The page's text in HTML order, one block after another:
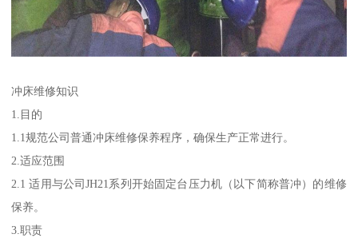
冲床维修知识
1.目的
1.1规范公司普通冲床维修保养程序，确保生产正常进行。
2.适应范围
2.1 适用与公司JH21系列开始固定台压力机（以下简称普冲）的维修
保养。
3.职责